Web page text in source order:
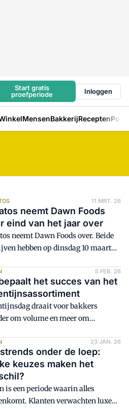
Start gratis
proefperiode
Inloggen
MensenBakkerijRecepten
11 MRT. 26
neemt Dawn Foods
eind van het jaar over
neemt Dawn Foods over. Beide
hebben op dinsdag 10 maart
naar verwachting eind
afgerond zal zijn. Tot die tijd
ze onafhankelijk van elkaar
Met deze overname zet
een belangrijke stap in verdere
Foods al Royal Steensma
5 FEB. 26
het succes van het
draait voor bakkers
om volume en meer om
iets kleins en bijzonders om te
of te delen, met een luxe
Welke
en
sluiten dit jaar het
aan bij dat koopgedrag?
23 JAN. 26
onder de loep:
keuzes maken het
is een periode waarin alles
Klanten verwachten luxe